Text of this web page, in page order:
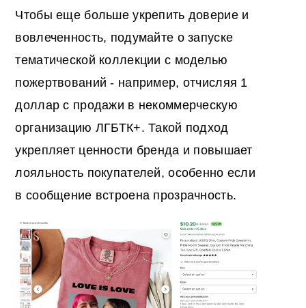
Чтобы еще больше укрепить доверие и
вовлеченность, подумайте о запуске
тематической коллекции с моделью
пожертвований - например, отчисляя 1
доллар с продажи в некоммерческую
организацию ЛГБТК+. Такой подход
укрепляет ценности бренда и повышает
лояльность покупателей, особенно если
в сообщение встроена прозрачность.